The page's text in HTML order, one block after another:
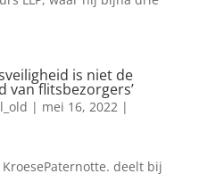
is niet de
van flitsbezorgers’
| mei 16, 2022|
deelt bij